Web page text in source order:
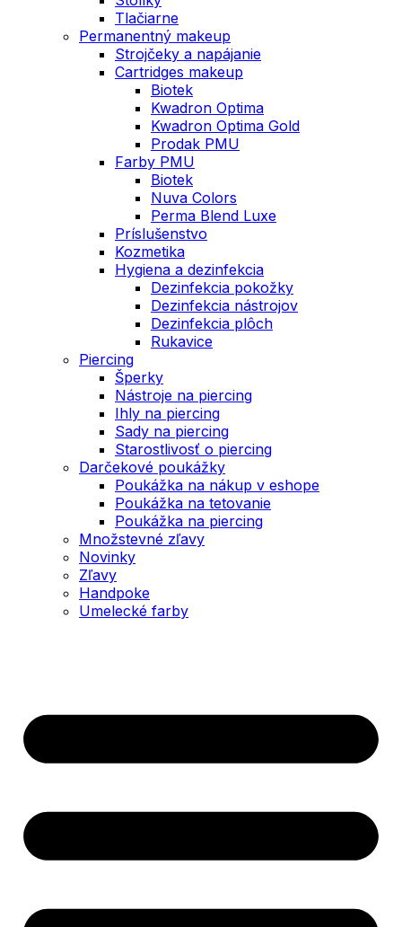
Tlačiarne
Permanentný makeup
Strojčeky a napájanie
Cartridges makeup
Biotek
Kwadron Optima
Kwadron Optima Gold
Prodak PMU
Farby PMU
Biotek
Nuva Colors
Perma Blend Luxe
Príslušenstvo
Kozmetika
Hygiena a dezinfekcia
Dezinfekcia pokožky
Dezinfekcia nástrojov
Dezinfekcia plôch
Rukavice
Piercing
Šperky
Nástroje na piercing
Ihly na piercing
Sady na piercing
Starostlivosť o piercing
Darčekové poukážky
Poukážka na nákup v eshope
Poukážka na tetovanie
Poukážka na piercing
Množstevné zľavy
Novinky
Zľavy
Handpoke
Umelecké farby